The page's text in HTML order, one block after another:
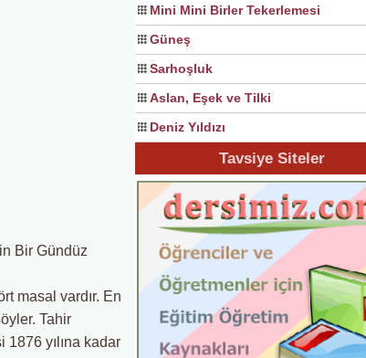
Bir Gündüz
masal vardır. En
Tahir
yılına kadar
Mini Mini Birler Tekerlemesi
Güneş
Sarhoşluk
Aslan, Eşek ve Tilki
Deniz Yıldızı
Tavsiye Siteler